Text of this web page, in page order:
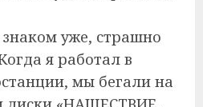
уже, страшно
я работал в
мы бегали на